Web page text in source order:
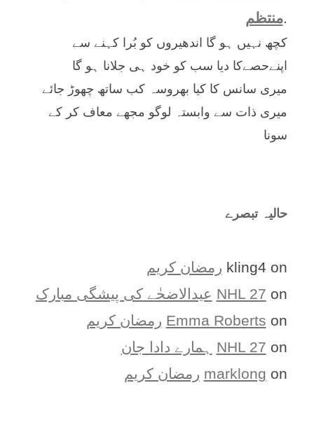
.منتظم
کچھ نہیں ہو گا اندھیروں کو بُرا کہنے سے
اپنےحصےکا دیا سب کو خود ہی جلانا ہو گا
میری سانس کا کیا بھروسہ کب ساتھ چھوڑ جائے
میری ذات سے وابستہ لوگو مجھے معاف کر کے
سونا
حالیہ تبصرے
kling4 on
رمضان کریم
NHL 27 on
عیدالاضحٰے کی پیشگی مبارک
Emma Roberts on
رمضان کریم
NHL 27 on
ہمارے دادا جان
marklong on رمضان کریم